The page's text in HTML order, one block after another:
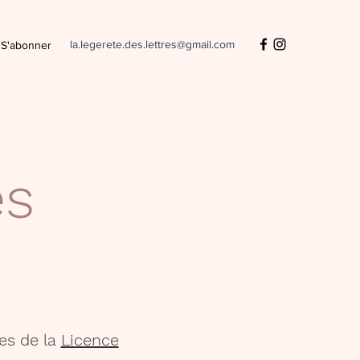
S'abonner la.legerete.des.lettres@gmail.com
de la Licence